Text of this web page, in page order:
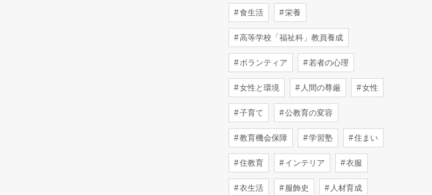
食生活 栄養
高等学校「福祉科」教員養成
ボランティア 若者の心理
女性と環境 人間の尊厳 女性
子育て 公教育の変容
教育機会保障 学習塾 住まい
住教育 インテリア 衣服
衣生活 服飾史 人材育成